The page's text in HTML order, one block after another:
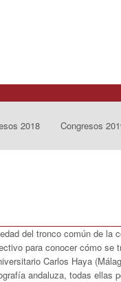
2018 Congresos
del tronco común de
para conocer cómo
Carlos Haya
andaluza, todas ellas